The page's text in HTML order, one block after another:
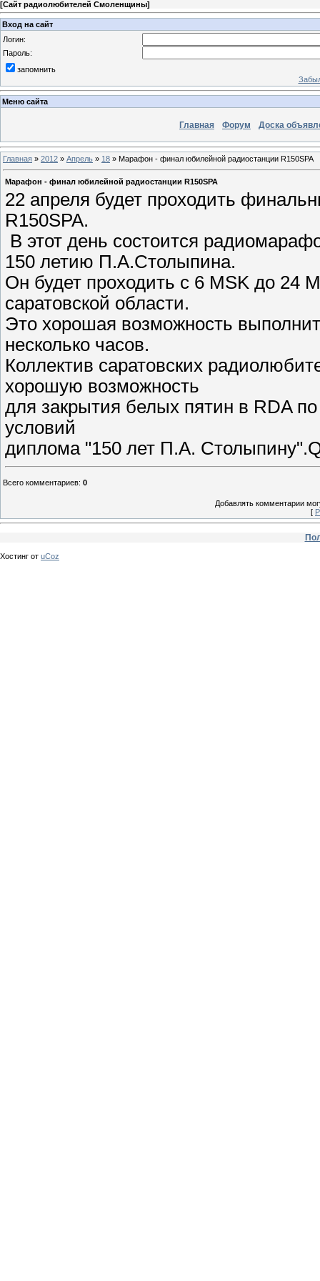
[Сайт радиолюбителей Смоленщины]
Вход на сайт
Логин:
Пароль:
запомнить
Меню сайта
Главная Форум Доска
Главная » 2012 » Апрель » 18 » Марафон - финал юбилейной радиостанции R150SPA
Марафон - финал юбилейной радиостанции R150SPA
22 апреля будет проходить
R150SPA.
В этот день состоится
150 летию П.А.Столыпина.
Он будет проходить с 6 MSK до 24
саратовской области.
Это хорошая возможность
несколько часов.
Коллектив саратовских
хорошую возможность
для закрытия белых пятин в RDA
условий
диплома "150 лет П.А.
Всего комментариев: 0
Добавлять комментарии
[
Хостинг от uCoz